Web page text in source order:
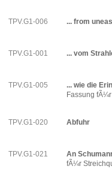
TPV.G1-006 ... from
TPV.G1-001 ... vom
TPV.G1-005
... wie die
Fassung
TPV.G1-020 Abfuhr
TPV.G1-021
An
fÃ¼r